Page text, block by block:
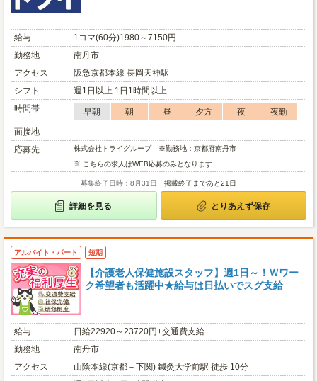
給与
1コマ(60分)1980～7150円
勤務地
南丹市
アクセス
阪急京都本線 長岡天神駅
シフト
週1日以上 1日1時間以上
時間帯
早朝 朝 昼 夕方 夜
夜勤
面接地
応募先
株式会社トライグループ ※勤務地：京都府南丹市
※ こちらの求人はWEB応募のみとなります
募集終了日時：8月31日 掲載終了まであと21日
詳細を見る とりあえず保存
アルバイト・パート 短期
【介護老人保健施設スタッフ】週1日～！Ｗワー
ク希望者も活躍中★給与は日払いでスグ支給
給与
日給22920～23720円+交通費支給
勤務地
南丹市
アクセス
山陰本線(京都－下関) 鍼灸大学前駅 徒歩 10分